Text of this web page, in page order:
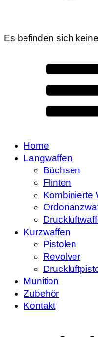
Es befinden sich
Home
Langwaffen
Büchsen
Flinten
Kombinierte
Kurzwaffen
Pistolen
Revolver
Munition
Zubehör
Kontakt